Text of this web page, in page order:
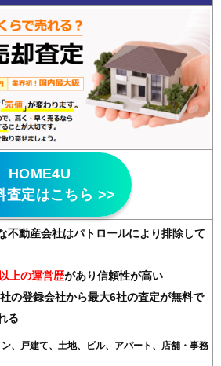
HOME4U
定はこちら >>
不動産会社はパトロールにより排除して
上の運営歴があり信頼性が高い
社の登録会社から最大6社の査定が無料で
る
、戸建て、土地、ビル、アパート、店舗・事務